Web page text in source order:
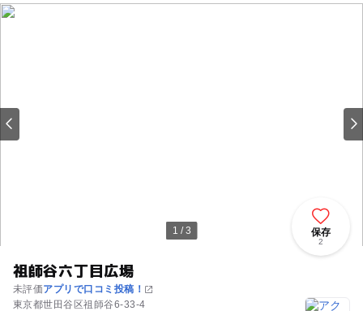
1 / 3
祖師谷六丁目広場
未評価アプリで口コミ投稿！
東京都世田谷区祖師谷6-33-4
保存
2